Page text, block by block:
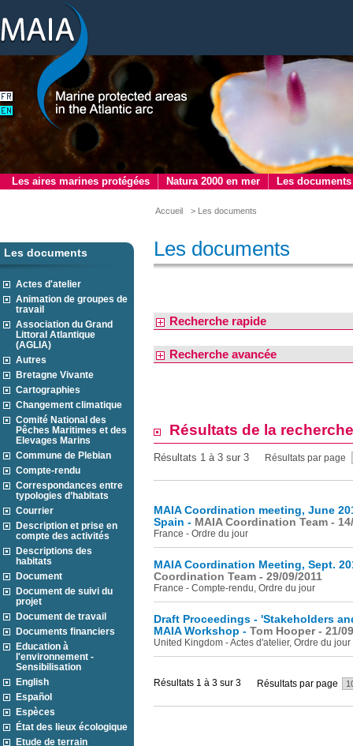
Les aires marines protégées Natura 2000 en mer Les documents
Accueil > Les documents
Les documents
Actes d'atelier
Animation de groupes de
travail
Association du Grand
Littoral Atlantique
(AGLIA)
Autres
Bretagne Vivante
Cartographies
Changement climatique
Comité National des
Pêches Maritimes et des
Elevages Marins
Commune de Plebian
Compte-rendu
Correspondances entre
typologies d’habitats
Courrier
Description et prise en
compte des activités
Descriptions des
habitats
Document
Document de suivi du
projet
Document de travail
Documents financiers
Education à
l'environnement -
Sensibilisation
English
Español
Espèces
État des lieux écologique
Etude de terrain
Les documents
Recherche rapide
Recherche avancée
Résultats de la recherche
Résultats 1 à 3 sur 3 Résultats par page
MAIA Coordination meeting, June
Spain - MAIA Coordination Team -
France - Ordre du jour
MAIA Coordination Meeting, Sept.
Coordination Team - 29/09/2011
France - Compte-rendu, Ordre du jour
Draft Proceedings - 'Stakeholders
MAIA Workshop - Tom Hooper - 21/
United Kingdom - Actes d'atelier, Ordre du jour
Résultats 1 à 3 sur 3 Résultats par page